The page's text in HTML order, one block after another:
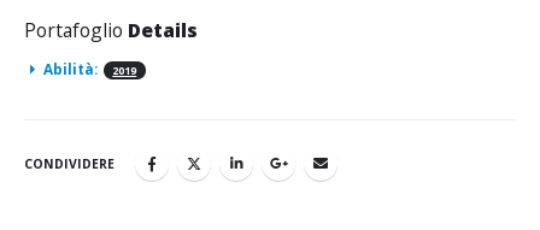
Portafoglio Details
Abilità: 2019
CONDIVIDERE